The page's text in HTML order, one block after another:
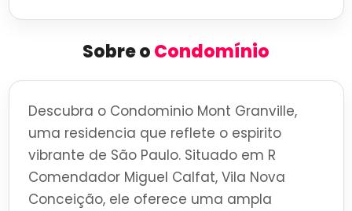
Sobre oCondomínio
Descubra o Condominio Mont Granville,
uma residencia que reflete o espirito
vibrante de São Paulo. Situado em R
Comendador Miguel Calfat, Vila Nova
Conceição, ele oferece uma ampla